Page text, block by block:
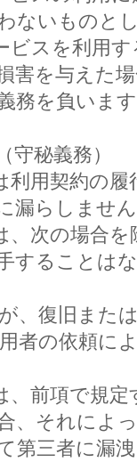
ないものと
ビスを利用
害を与えた
務を負いま
守秘義務）
利用契約の
漏らしませ
、次の場合
することは
、復旧また
者の依頼に
、前項で規
、それによ
第三者に漏